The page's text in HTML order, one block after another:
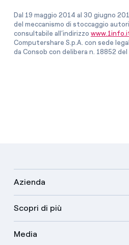
Dal 19 maggio 2014 al 30 giugno
del meccanismo di stoccaggio
consultabile all’indirizzo
Computershare S.p.A. con sede
da Consob con delibera n. 18852 del
Azienda
Scopri di più
Media